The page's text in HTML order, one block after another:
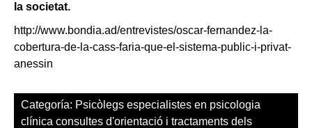
la societat.
http://www.bondia.ad/entrevistes/oscar-fernandez-la-
cobertura-de-la-cass-faria-que-el-sistema-public-i-privat-
anessin
Categoría: Psicòlegs especialistes en psicologia
clínica consultes d'orientació i tractaments dels